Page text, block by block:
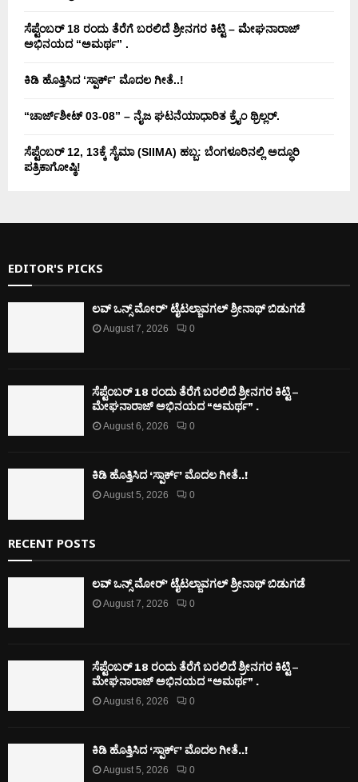
ಸೆಪ್ಟೆಂಬರ್ 18 ರಂದು ತೆರೆಗೆ ಬರಲಿದೆ ಶ್ರೀನಗರ ಕಿಟ್ಟಿ – ಮೇಘನಾರಾಜ್
ಅಭಿನಯದ “ಅಮರ್ಥ” .
ಕಿಡಿ‌‌ ಹೊತ್ತಿಸಿದ ‘ಸ್ಪಾರ್ಕ್’ ಮೊದಲ‌ ಗೀತೆ..!
“ಚಾರ್ಜ್‌ಶೀಟ್ 03-08” – ನೈಜ ಘಟನೆಯಾಧಾರಿತ ಕ್ರೈಂ ಥ್ರಿಲ್ಲರ್.
ಸೆಪ್ಟೆಂಬರ್ 12, 13ಕ್ಕೆ ಸೈಮಾ (SIIMA) ಹಬ್ಬ: ಬೆಂಗಳೂರಿನಲ್ಲಿ ಅದ್ಧೂರಿ
ಪತ್ರಿಕಾಗೋಷ್ಠಿ!
EDITOR'S PICKS
ಲವ್ ಒನ್ಸ್ ಮೋರ್’ ಟೈಟಲ್ಜಾವಗಲ್ ಶ್ರೀನಾಥ್ ಬಿಡುಗಡೆ
August 7, 2026 0
ಸೆಪ್ಟೆಂಬರ್ 18 ರಂದು ತೆರೆಗೆ ಬರಲಿದೆ ಶ್ರೀನಗರ ಕಿಟ್ಟಿ –
ಮೇಘನಾರಾಜ್ ಅಭಿನಯದ “ಅಮರ್ಥ” .
August 6, 2026 0
ಕಿಡಿ‌‌ ಹೊತ್ತಿಸಿದ ‘ಸ್ಪಾರ್ಕ್’ ಮೊದಲ‌ ಗೀತೆ..!
August 5, 2026 0
RECENT POSTS
ಲವ್ ಒನ್ಸ್ ಮೋರ್’ ಟೈಟಲ್ಜಾವಗಲ್ ಶ್ರೀನಾಥ್ ಬಿಡುಗಡೆ
August 7, 2026 0
ಸೆಪ್ಟೆಂಬರ್ 18 ರಂದು ತೆರೆಗೆ ಬರಲಿದೆ ಶ್ರೀನಗರ ಕಿಟ್ಟಿ –
ಮೇಘನಾರಾಜ್ ಅಭಿನಯದ “ಅಮರ್ಥ” .
August 6, 2026 0
ಕಿಡಿ‌‌ ಹೊತ್ತಿಸಿದ ‘ಸ್ಪಾರ್ಕ್’ ಮೊದಲ‌ ಗೀತೆ..!
August 5, 2026 0